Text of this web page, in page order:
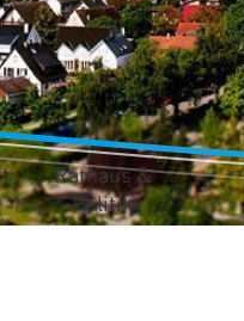
Rathaus &
Politik